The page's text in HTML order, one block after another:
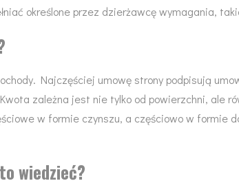
określone przez dzierżawcę wymagania,
Najczęściej umowę strony podpisują
zależna jest nie tylko od powierzchni, ale
w formie czynszu, a częściowo w formie
wiedzieć?